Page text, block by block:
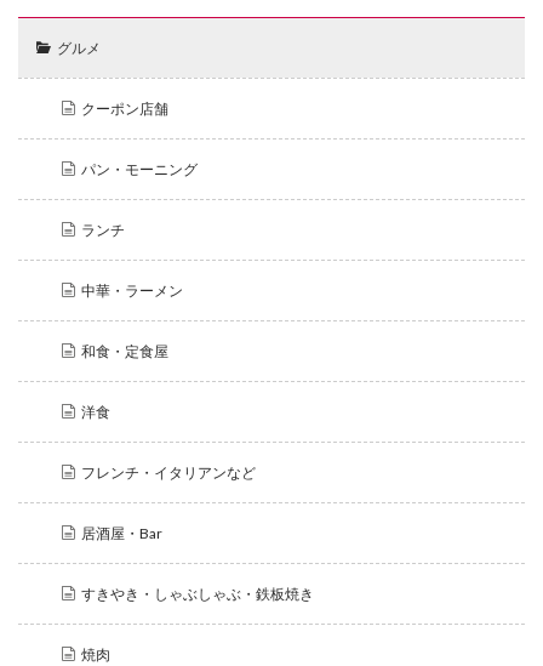
グルメ
クーポン店舗
パン・モーニング
ランチ
中華・ラーメン
和食・定食屋
洋食
フレンチ・イタリアンなど
居酒屋・Bar
すきやき・しゃぶしゃぶ・鉄板焼き
焼肉